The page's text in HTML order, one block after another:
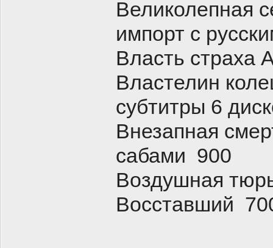
Великолепная
импорт с
Власть страха
Властелин
субтитры 6
Внезапная
сабами 900
Воздушная
Восставший